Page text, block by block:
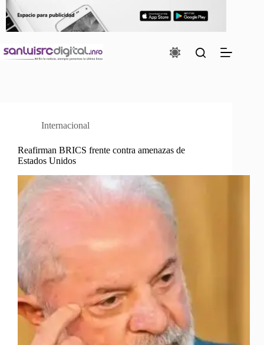
contenido
Internacional
Reafirman BRICS frente contra amenazas de
Estados Unidos